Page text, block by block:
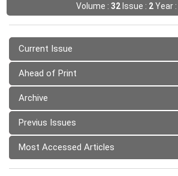
Volume : 32Issue : 2Year :
Current Issue
Ahead of Print
Archive
Previus Issues
Most Accessed Articles